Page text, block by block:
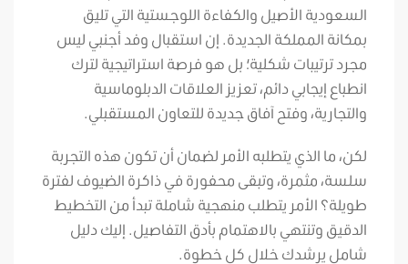
السعودية الأصيل والكفاءة اللوجستية التي تليق
بمكانة المملكة الجديدة. إن استقبال وفد أجنبي ليس
مجرد ترتيبات شكلية؛ بل هو فرصة استراتيجية لترك
انطباع إيجابي دائم، تعزيز العلاقات الدبلوماسية
والتجارية، وفتح آفاق جديدة للتعاون المستقبلي.
لكن، ما الذي يتطلبه الأمر لضمان أن تكون هذه التجربة
سلسة، مثمرة، وتبقى محفورة في ذاكرة الضيوف لفترة
طويلة؟ الأمر يتطلب منهجية شاملة تبدأ من التخطيط
الدقيق وتنتهي بالاهتمام بأدق التفاصيل. إليك دليل
شامل يرشدك خلال كل خطوة.